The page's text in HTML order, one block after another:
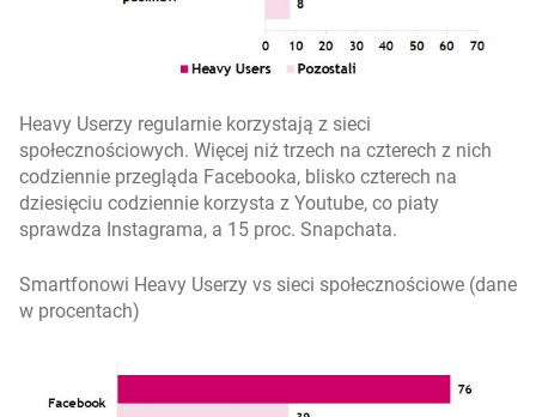
Heavy Userzy regularnie korzystają z sieci
społecznościowych. Więcej niż trzech na czterech z nich
codziennie przegląda Facebooka, blisko czterech na
dziesięciu codziennie korzysta z Youtube, co piaty
sprawdza Instagrama, a 15 proc. Snapchata.
Smartfonowi Heavy Userzy vs sieci społecznościowe (dane
w procentach)